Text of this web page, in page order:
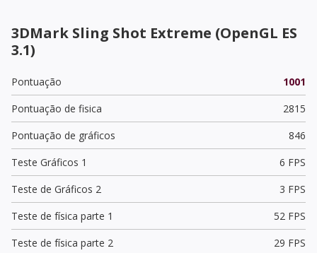
3DMark Sling Shot Extreme (OpenGL ES
3.1)
Pontuação
1001
Pontuação de fisica
2815
Pontuação de gráficos
846
Teste Gráficos 1
6 FPS
Teste de Gráficos 2
3 FPS
Teste de física parte 1
52 FPS
Teste de física parte 2
29 FPS